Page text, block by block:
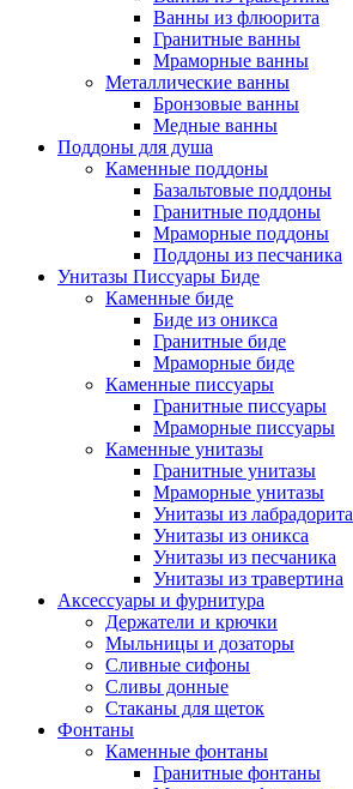
Ванны из флюорита
Гранитные ванны
Мраморные ванны
Металлические ванны
Бронзовые ванны
Медные ванны
Поддоны для душа
Каменные поддоны
Базальтовые поддоны
Гранитные поддоны
Мраморные поддоны
Поддоны из песчаника
Унитазы Писсуары Биде
Каменные биде
Биде из оникса
Гранитные биде
Мраморные биде
Каменные писсуары
Гранитные писсуары
Мраморные писсуары
Каменные унитазы
Гранитные унитазы
Мраморные унитазы
Унитазы из лабрадорита
Унитазы из оникса
Унитазы из песчаника
Унитазы из травертина
Аксессуары и фурнитура
Держатели и крючки
Мыльницы и дозаторы
Сливные сифоны
Сливы донные
Стаканы для щеток
Фонтаны
Каменные фонтаны
Гранитные фонтаны